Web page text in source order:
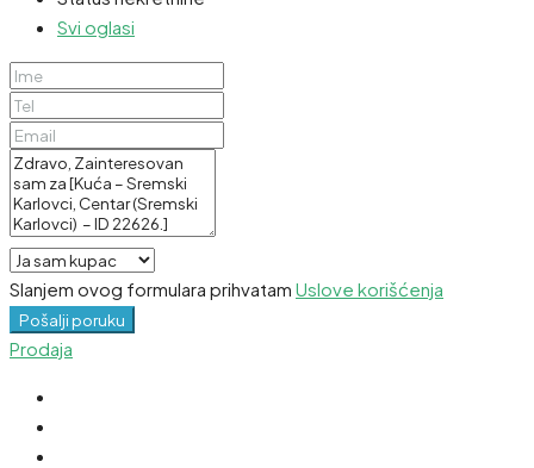
Svi oglasi
Slanjem ovog formulara prihvatam Uslove korišćenja
Pošalji poruku
Prodaja